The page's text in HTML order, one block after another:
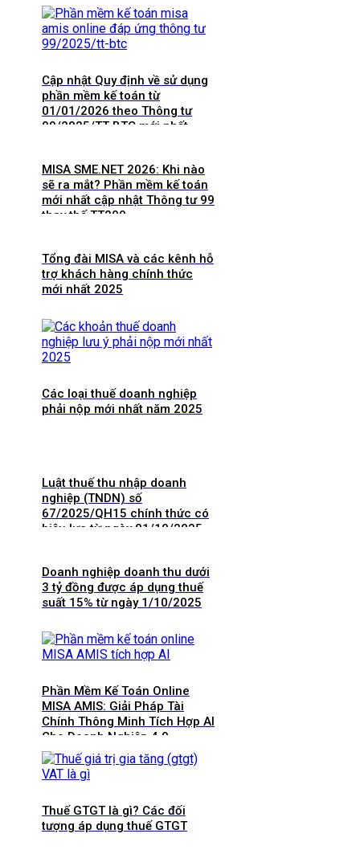
Cập nhật Quy định về sử dụng
phần mềm kế toán từ
01/01/2026 theo Thông tư
99/2025/TT-BTC mới nhất
MISA SME.NET 2026: Khi nào
sẽ ra mắt? Phần mềm kế toán
mới nhất cập nhật Thông tư 99
thay thế TT200
Tổng đài MISA và các kênh hỗ
trợ khách hàng chính thức
mới nhất 2025
Các loại thuế doanh nghiệp
phải nộp mới nhất năm 2025
Luật thuế thu nhập doanh
nghiệp (TNDN) số
67/2025/QH15 chính thức có
hiệu lực từ ngày 01/10/2025
Doanh nghiệp doanh thu dưới
3 tỷ đồng được áp dụng thuế
suất 15% từ ngày 1/10/2025
Phần Mềm Kế Toán Online
MISA AMIS: Giải Pháp Tài
Chính Thông Minh Tích Hợp AI
Cho Doanh Nghiệp 4.0
Thuế GTGT là gì? Các đối
tượng áp dụng thuế GTGT